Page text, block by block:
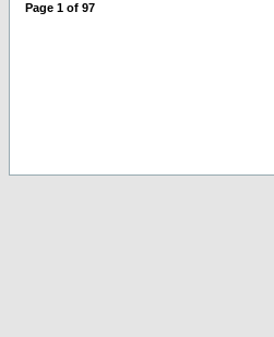
Page 1 of 97